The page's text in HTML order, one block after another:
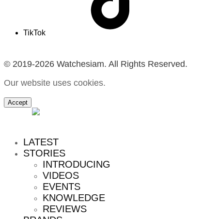
TikTok
© 2019-2026 Watchesiam. All Rights Reserved.
Our website uses cookies.
Accept
LATEST
STORIES
INTRODUCING
VIDEOS
EVENTS
KNOWLEDGE
REVIEWS